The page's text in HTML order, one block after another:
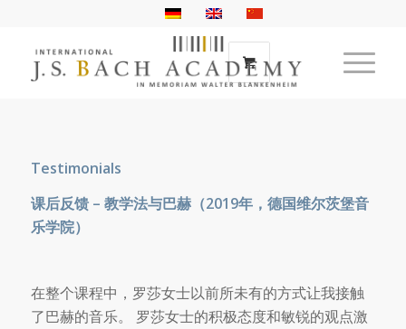
Testimonials
课后反馈– 教学法与巴赫（2019年，德国维尔茨堡音
乐学院）
在整个课程中，罗莎女士以前所未有的方式让我接触
了巴赫的音乐。 罗莎女士的积极态度和敏锐的观点激